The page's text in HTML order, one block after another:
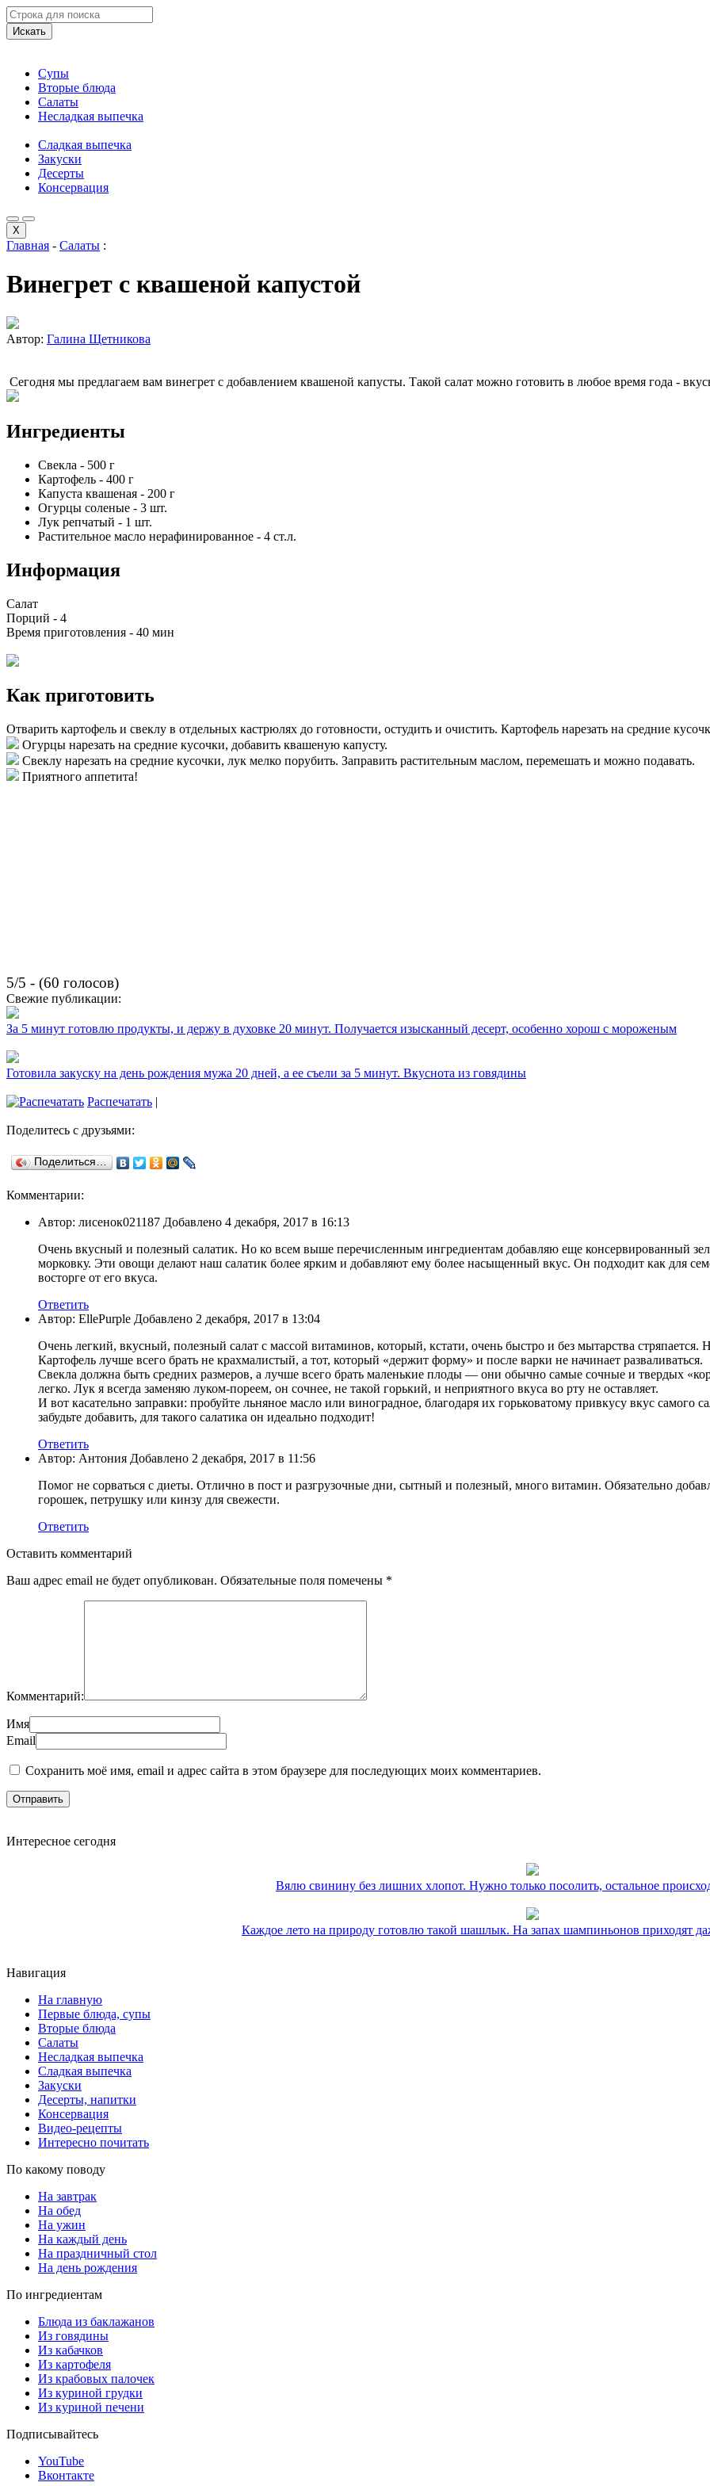
Искать
Супы
Вторые блюда
Салаты
Несладкая выпечка
Сладкая выпечка
Закуски
Десерты
Консервация
X
Главная - Салаты :
Винегрет с квашеной капустой
Автор: Галина Щетникова
Сегодня мы предлагаем вам винегрет с добавлением квашеной капусты. Такой салат можно готовить в любое время года -
Ингредиенты
Свекла - 500 г
Картофель - 400 г
Капуста квашеная - 200 г
Огурцы соленые - 3 шт.
Лук репчатый - 1 шт.
Растительное масло нерафинированное - 4 ст.л.
Информация
Салат
Порций - 4
Время приготовления - 40 мин
Как приготовить
Отварить картофель и свеклу в отдельных кастрюлях до готовности, остудить и очистить. Картофель нарезать на средние
Огурцы нарезать на средние кусочки, добавить квашеную капусту.
Свеклу нарезать на средние кусочки, лук мелко порубить. Заправить растительным маслом, перемешать и можно подавать.
Приятного аппетита!
5/5 - (60 голосов)
Свежие публикации:
За 5 минут готовлю продукты, и держу в духовке 20 минут. Получается изысканный десерт, особенно хорош с мороженым
Готовила закуску на день рождения мужа 20 дней, а ее съели за 5 минут. Вкуснота из говядины
Распечатать |
Поделитесь с друзьями:
Поделиться…
Комментарии:
Автор: лисенок021187 Добавлено 4 декабря, 2017 в 16:13
Очень вкусный и полезный салатик. Но ко всем выше перечисленным ингредиентам добавляю еще консервированный
морковку. Эти овощи делают наш салатик более ярким и добавляют ему более насыщенный вкус. Он подходит как для
восторге от его вкуса.
Ответить
Автор: EllePurple Добавлено 2 декабря, 2017 в 13:04
Очень легкий, вкусный, полезный салат с массой витаминов, который, кстати, очень быстро и без мытарства
Картофель лучше всего брать не крахмалистый, а тот, который «держит форму» и после варки не начинает разваливаться.
Свекла должна быть средних размеров, а лучше всего брать маленькие плоды — они обычно самые сочные и твердых
легко. Лук я всегда заменяю луком-пореем, он сочнее, не такой горький, и неприятного вкуса во рту не оставляет.
И вот касательно заправки: пробуйте льняное масло или виноградное, благодаря их горьковатому привкусу вкус самого
забудьте добавить, для такого салатика он идеально подходит!
Ответить
Автор: Антония Добавлено 2 декабря, 2017 в 11:56
Помог не сорваться с диеты. Отлично в пост и разгрузочные дни, сытный и полезный, много витамин. Обязательно
горошек, петрушку или кинзу для свежести.
Ответить
Оставить комментарий
Ваш адрес email не будет опубликован. Обязательные поля помечены *
Комментарий:
Имя
Email
Сохранить моё имя, email и адрес сайта в этом браузере для последующих моих комментариев.
Интересное сегодня
Вялю свинину без лишних хлопот. Нужно только посолить, остальное
Каждое лето на природу готовлю такой шашлык. На запах шампиньонов приходят
Навигация
На главную
Первые блюда, супы
Вторые блюда
Салаты
Несладкая выпечка
Сладкая выпечка
Закуски
Десерты, напитки
Консервация
Видео-рецепты
Интересно почитать
По какому поводу
На завтрак
На обед
На ужин
На каждый день
На праздничный стол
На день рождения
По ингредиентам
Блюда из баклажанов
Из говядины
Из кабачков
Из картофеля
Из крабовых палочек
Из куриной грудки
Из куриной печени
Подписывайтесь
YouTube
Вконтакте